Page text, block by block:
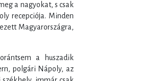
a nagyokat, s csak
recepciója. Minden
Magyarországra,
a huszadik
polgári Nápoly, az